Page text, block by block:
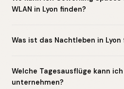
WLAN in Lyon finden?
Was ist das Nachtleben in
Welche Tagesausflüge kann ich
unternehmen?